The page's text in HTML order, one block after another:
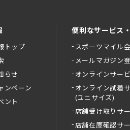
トップ
らせ
ンペーン
ント
便利なサービス
スポーツマイル
メールマガジン
オンラインサー
オンライン試着
(ユニサイズ)
店舗受け取りサ
店舗在庫確認サ